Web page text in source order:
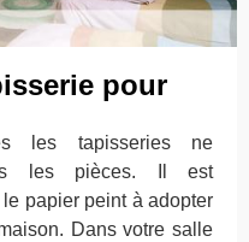
pour
les tapisseries ne
les pièces. Il est
papier peint à adopter
Dans votre salle